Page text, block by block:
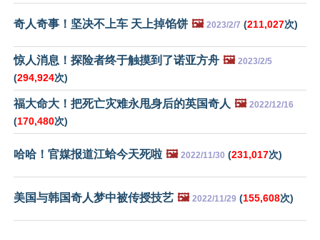
奇人奇事！坚决不上车 天上掉馅饼 🖼️ 2023/2/7 (211,027次)
惊人消息！探险者终于触摸到了诺亚方舟 🖼️ 2023/2/5
(294,924次)
福大命大！把死亡灾难永甩身后的英国奇人 🖼️ 2022/12/16
(170,480次)
哈哈！官媒报道江蛤今天死啦 🖼️ 2022/11/30 (231,017次)
美国与韩国奇人梦中被传授技艺 🖼️ 2022/11/29 (155,608次)